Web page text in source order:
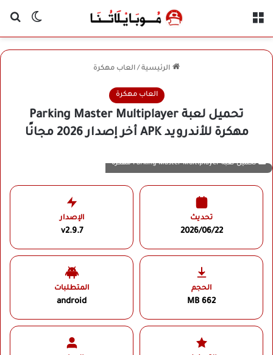
الوضع
الرئيسية / العاب مهكرة
العاب مهكرة
تحميل لعبة Parking Master Multiplayer
مهكرة للأندرويد APK أخر إصدار 2026 مجانًا
تحميل لعبة Parking Master Multiplayer مهكرة
تحديث
2026/06/22
الإصدار
v2.9.7
الحجم
662 MB
المتطلبات
android